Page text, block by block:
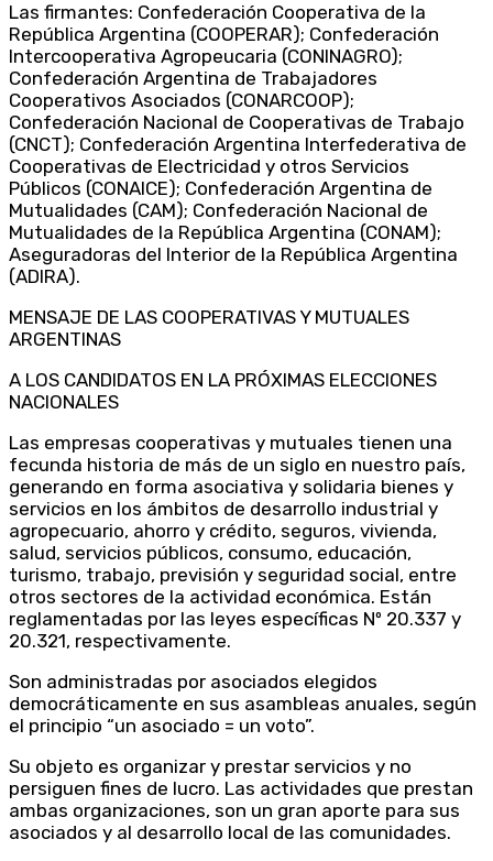
Las firmantes: Confederación Cooperativa de la
República Argentina (COOPERAR); Confederación
Intercooperativa Agropeucaria (CONINAGRO);
Confederación Argentina de Trabajadores
Cooperativos Asociados (CONARCOOP);
Confederación Nacional de Cooperativas de Trabajo
(CNCT); Confederación Argentina Interfederativa de
Cooperativas de Electricidad y otros Servicios
Públicos (CONAICE); Confederación Argentina de
Mutualidades (CAM); Confederación Nacional de
Mutualidades de la República Argentina (CONAM);
Aseguradoras del Interior de la República Argentina
(ADIRA).
MENSAJE DE LAS COOPERATIVAS Y MUTUALES
ARGENTINAS
A LOS CANDIDATOS EN LA PRÓXIMAS ELECCIONES
NACIONALES
Las empresas cooperativas y mutuales tienen una
fecunda historia de más de un siglo en nuestro país,
generando en forma asociativa y solidaria bienes y
servicios en los ámbitos de desarrollo industrial y
agropecuario, ahorro y crédito, seguros, vivienda,
salud, servicios públicos, consumo, educación,
turismo, trabajo, previsión y seguridad social, entre
otros sectores de la actividad económica. Están
reglamentadas por las leyes específicas Nº 20.337 y
20.321, respectivamente.
Son administradas por asociados elegidos
democráticamente en sus asambleas anuales, según
el principio “un asociado = un voto”.
Su objeto es organizar y prestar servicios y no
persiguen fines de lucro. Las actividades que prestan
ambas organizaciones, son un gran aporte para sus
asociados y al desarrollo local de las comunidades.